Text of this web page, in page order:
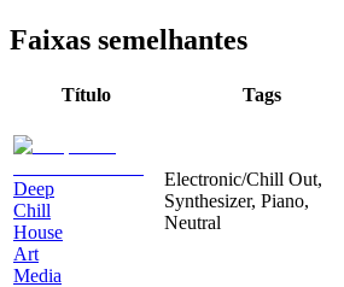
Faixas semelhantes
Título Tags
Deep
Chill
House
Art
Media
Electronic/Chill Out,
Synthesizer, Piano,
Neutral